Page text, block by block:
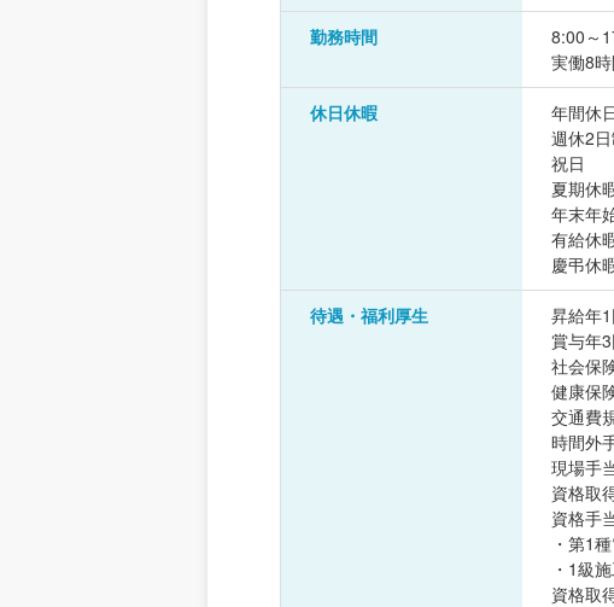
勤務時間
8:00～
実働8
休日休暇
年間休
週休2日
祝日
夏期休
年末年
有給休
慶弔休
待遇・福利厚生
昇給年
賞与年
社会保
健康保
交通費
時間外
現場手
資格取
資格手
・第1
・1級
資格取